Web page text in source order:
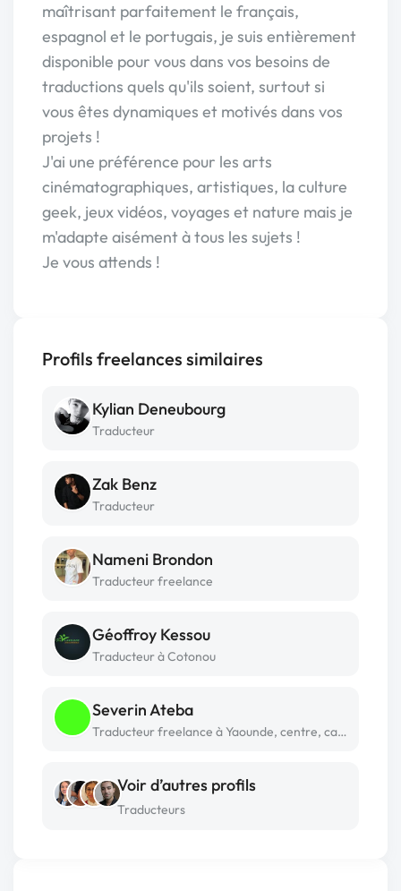
maîtrisant parfaitement le français,
espagnol et le portugais, je suis entièrement
disponible pour vous dans vos besoins de
traductions quels qu'ils soient, surtout si
vous êtes dynamiques et motivés dans vos
projets !
J'ai une préférence pour les arts
cinématographiques, artistiques, la culture
geek, jeux vidéos, voyages et nature mais je
m'adapte aisément à tous les sujets !
Je vous attends !
Profils freelances similaires
Kylian Deneubourg
Traducteur
Zak Benz
Traducteur
Nameni Brondon
Traducteur freelance
Géoffroy Kessou
Traducteur à Cotonou
Severin Ateba
Traducteur freelance à Yaounde, centre, cameroon
Voir d’autres profils
Traducteurs